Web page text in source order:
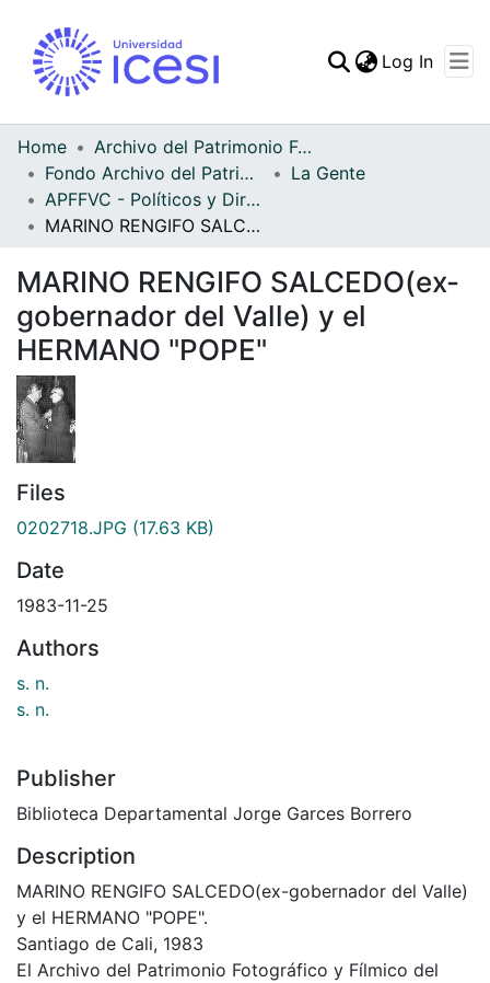
Statistics
Log In
Home
Archivo del Patrimonio Fotográfico y Fílmico del Valle del Cauca
Fondo Archivo del Patrimonio Fotográfico y Fílmico del Valle del Cauca
La Gente
APFFVC - Políticos y Dirigentes - Patrimonial
MARINO RENGIFO SALCEDO(ex-gobernador del Valle) y el HERMANO "POPE"
MARINO RENGIFO SALCEDO(ex-
gobernador del Valle) y el
HERMANO "POPE"
Files
0202718.JPG (17.63 KB)
Date
1983-11-25
Authors
s. n.
s. n.
Publisher
Biblioteca Departamental Jorge Garces Borrero
Description
MARINO RENGIFO SALCEDO(ex-gobernador del Valle)
y el HERMANO "POPE".
Santiago de Cali, 1983
El Archivo del Patrimonio Fotográfico y Fílmico del